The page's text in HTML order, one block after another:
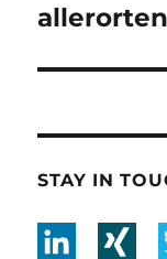
allerorten
STAY IN